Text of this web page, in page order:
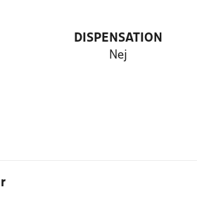
DISPENSATION
Nej